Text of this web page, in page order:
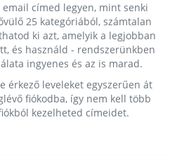
címed legyen, mint senki
25 kategóriából, számtalan
ki azt, amelyik a legjobban
és használd - rendszerünkben
ingyenes és az is marad.
érkező leveleket egyszerűen át
fiókodba, így nem kell több
kezelheted címeidet.